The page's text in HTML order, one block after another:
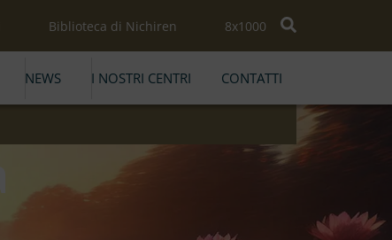
Biblioteca di Nichiren 8x1000
NEWS I NOSTRI CENTRI CONTATTI